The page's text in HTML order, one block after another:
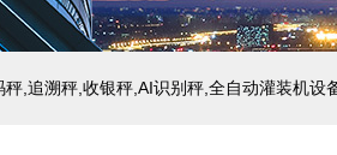
,追溯秤,收银秤,AI识别秤,全自动灌装机设